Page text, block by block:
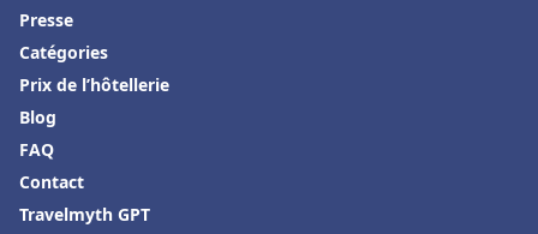
Presse
Catégories
Prix de l’hôtellerie
Blog
FAQ
Contact
Travelmyth GPT